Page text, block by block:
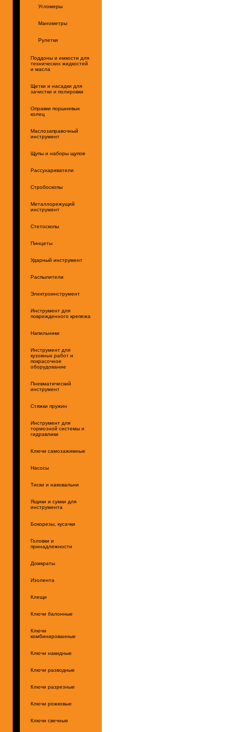
Угломеры
Манометры
Рулетки
Поддоны и емкости для
технических жидкостей
и масла
Щетки и насадки для
зачистки и полировки
Оправки поршневых
колец
Маслозаправочный
инструмент
Щупы и наборы щупов
Рассухариватели
Стробоскопы
Металлорежущий
инструмент
Стетоскопы
Пинцеты
Ударный инструмент
Распылители
Электроинструмент
Инструмент для
поврежденного крепежа
Напильники
Инструмент для
кузовных работ и
покрасочное
оборудование
Пневматический
инструмент
Стяжки пружин
Инструмент для
тормозной системы и
гидравлики
Ключи самозажимные
Насосы
Тиски и наковальни
Ящики и сумки для
инструмента
Бокорезы, кусачки
Головки и
принадлежности
Домкраты
Изолента
Клещи
Ключи балонные
Ключи
комбинированные
Ключи накидные
Ключи разводные
Ключи разрезные
Ключи рожковые
Ключи свечные